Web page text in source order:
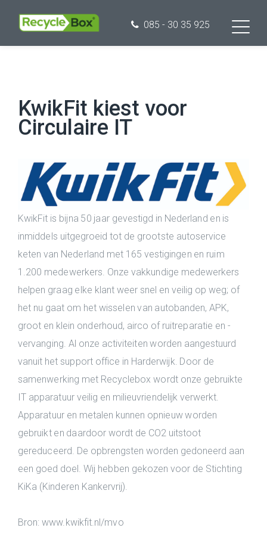
085 - 30 35 925
KwikFit kiest voor
Circulaire IT
KwikFit is bijna 50 jaar gevestigd in Nederland en is
inmiddels uitgegroeid tot de grootste autoservice
keten van Nederland met 165 vestigingen en ruim
1.200 medewerkers. Onze vakkundige medewerkers
helpen graag elke klant weer snel en veilig op weg; of
het nu gaat om het wisselen van autobanden, APK,
groot en klein onderhoud, airco of ruitreparatie en -
vervanging. Al onze activiteiten worden aangestuurd
vanuit het support office in Harderwijk. Door de
samenwerking met Recyclebox wordt onze gebruikte
IT apparatuur veilig en milieuvriendelijk verwerkt.
Apparatuur en metalen kunnen opnieuw worden
gebruikt en daardoor wordt de CO2 uitstoot
gereduceerd. De opbrengsten worden gedoneerd aan
een goed doel. Wij hebben gekozen voor de Stichting
KiKa (Kinderen Kankervrij).
Bron: www.kwikfit.nl/mvo